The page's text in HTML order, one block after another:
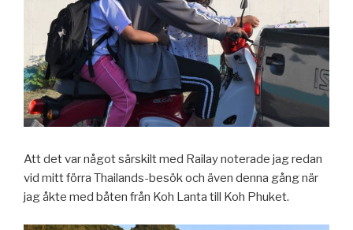
Att det var något särskilt med Railay noterade jag redan
vid mitt förra Thailands-besök och även denna gång när
jag åkte med båten från Koh Lanta till Koh Phuket.